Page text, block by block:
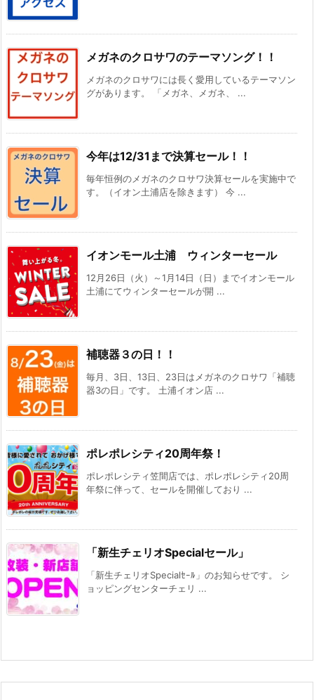
メガネのクロサワのテーマソング！！
メガネのクロサワには長く愛用しているテーマソン
グがあります。 「メガネ、メガネ、 ...
今年は12/31まで決算セール！！
毎年恒例のメガネのクロサワ決算セールを実施中で
す。（イオン土浦店を除きます） 今 ...
イオンモール土浦 ウィンターセール
12月26日（火）～1月14日（日）までイオンモール
土浦にてウィンターセールが開 ...
補聴器３の日！！
毎月、3日、13日、23日はメガネのクロサワ「補聴
器3の日」です。 土浦イオン店 ...
ポレポレシティ20周年祭！
ポレポレシティ笠間店では、ポレポレシティ20周
年祭に伴って、セールを開催しており ...
「新生チェリオSpecialセール」
「新生チェリオSpecialｾｰﾙ」のお知らせです。 シ
ョッピングセンターチェリ ...